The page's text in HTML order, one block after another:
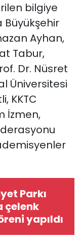
bilgiye
Ayhan,
Tabur,
Dr. Nüsret
Üniversitesi
KKTC
İzmen,
Parkı
çelenk
yapıldı